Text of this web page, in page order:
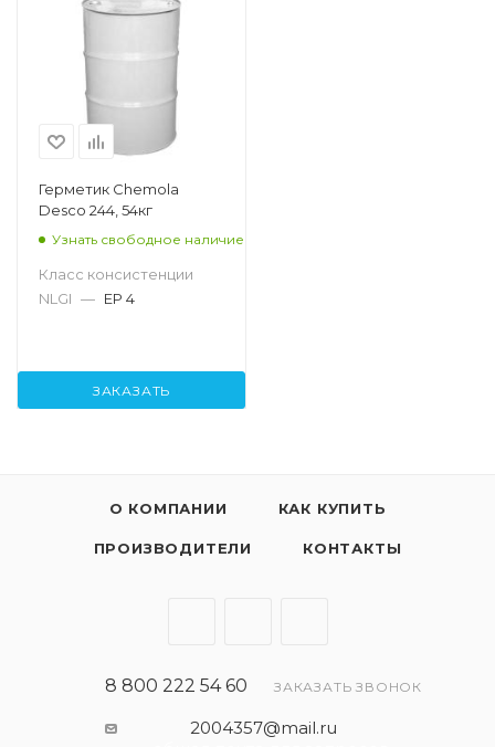
Герметик Chemola
Desco 244, 54кг
Узнать свободное наличие
Класс консистенции
NLGI — EP 4
ЗАКАЗАТЬ
О КОМПАНИИ КАК КУПИТЬ
ПРОИЗВОДИТЕЛИ КОНТАКТЫ
8 800 222 54 60 ЗАКАЗАТЬ ЗВОНОК
2004357@mail.ru